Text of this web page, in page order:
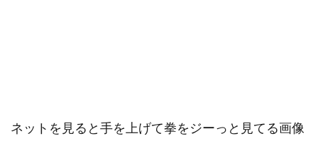
ネットを見ると手を上げて拳をジーっと見てる画像